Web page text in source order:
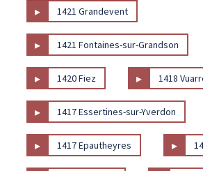
▸ 1421 Grandevent
▸ 1421 Fontaines-sur-Grandson
▸ 1420 Fiez ▸ 1418
▸ 1417 Essertines-sur-Yverdon
▸ 1417 Epautheyres ▸